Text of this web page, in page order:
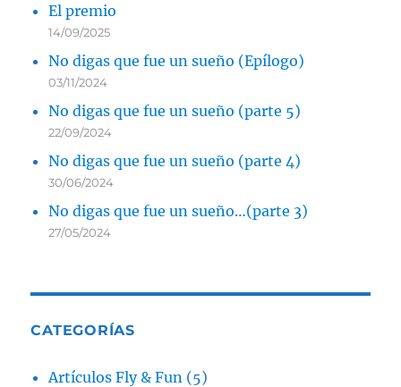
El premio
14/09/2025
No digas que fue un sueño (Epílogo)
03/11/2024
No digas que fue un sueño (parte 5)
22/09/2024
No digas que fue un sueño (parte 4)
30/06/2024
No digas que fue un sueño…(parte 3)
27/05/2024
CATEGORÍAS
Artículos Fly & Fun (5)